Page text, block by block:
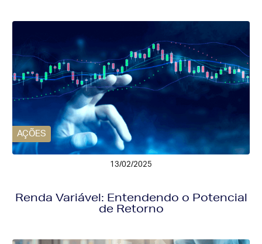
AÇÕES
13/02/2025
Renda Variável: Entendendo o Potencial
de Retorno